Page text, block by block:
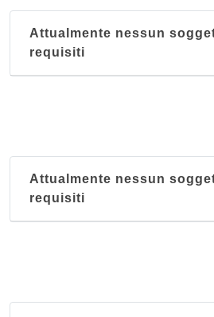
Attualmente nessun
requisiti
Attualmente nessun
requisiti